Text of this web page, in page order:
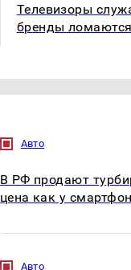
Телевизоры
бренды
Авто
В РФ продают
цена как у
Авто